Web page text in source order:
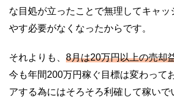
な目処が立ったことで無理してキャッ
やす必要がなくなったからです。
それよりも、 8月は20万円以上の売却
今も年間200万円稼ぐ目標は変わって
アする為にはそろそろ利確して稼いで